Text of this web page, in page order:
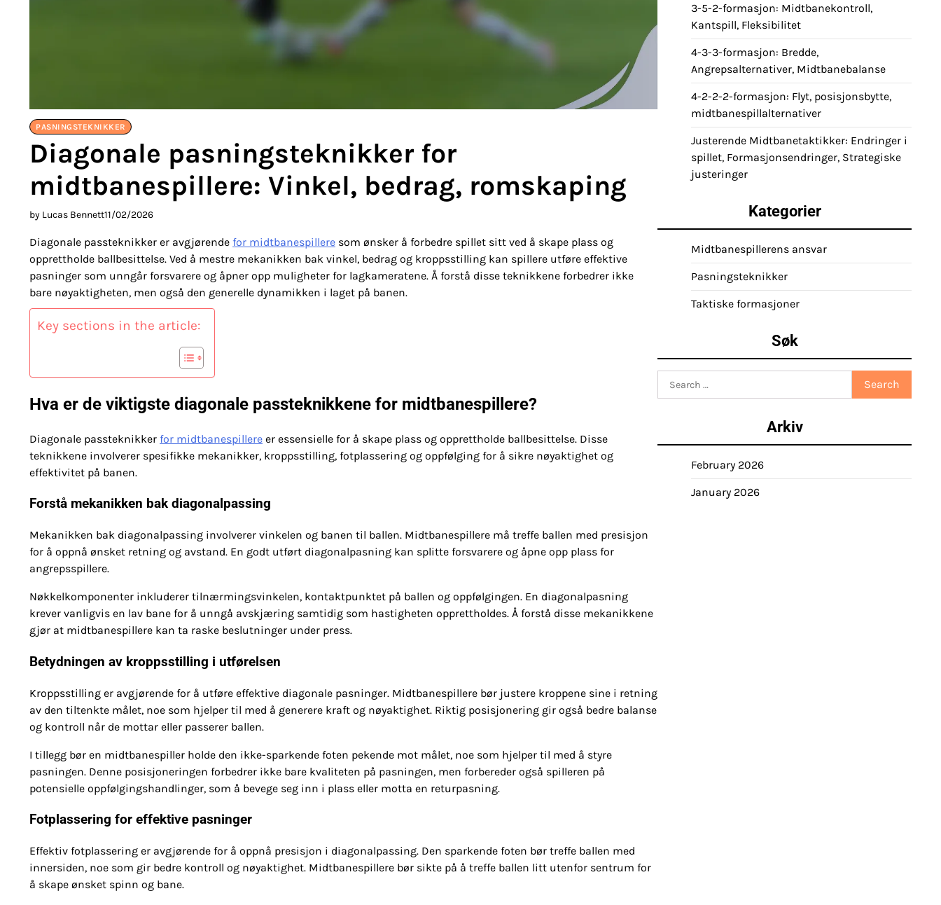
PASNINGSTEKNIKKER
Diagonale pasningsteknikker for
midtbanespillere: Vinkel, bedrag, romskaping
by Lucas Bennett11/02/2026
Diagonale passteknikker er avgjørende for midtbanespillere som ønsker å forbedre spillet sitt ved å skape plass og
opprettholde ballbesittelse. Ved å mestre mekanikken bak vinkel, bedrag og kroppsstilling kan spillere utføre effektive
pasninger som unngår forsvarere og åpner opp muligheter for lagkameratene. Å forstå disse teknikkene forbedrer ikke
bare nøyaktigheten, men også den generelle dynamikken i laget på banen.
Key sections in the article:
Hva er de viktigste diagonale passteknikkene for midtbanespillere?
Diagonale passteknikker for midtbanespillere er essensielle for å skape plass og opprettholde ballbesittelse. Disse
teknikkene involverer spesifikke mekanikker, kroppsstilling, fotplassering og oppfølging for å sikre nøyaktighet og
effektivitet på banen.
Forstå mekanikken bak diagonalpassing
Mekanikken bak diagonalpassing involverer vinkelen og banen til ballen. Midtbanespillere må treffe ballen med presisjon
for å oppnå ønsket retning og avstand. En godt utført diagonalpasning kan splitte forsvarere og åpne opp plass for
angrepsspillere.
Nøkkelkomponenter inkluderer tilnærmingsvinkelen, kontaktpunktet på ballen og oppfølgingen. En diagonalpasning
krever vanligvis en lav bane for å unngå avskjæring samtidig som hastigheten opprettholdes. Å forstå disse mekanikkene
gjør at midtbanespillere kan ta raske beslutninger under press.
Betydningen av kroppsstilling i utførelsen
Kroppsstilling er avgjørende for å utføre effektive diagonale pasninger. Midtbanespillere bør justere kroppene sine i retning
av den tiltenkte målet, noe som hjelper til med å generere kraft og nøyaktighet. Riktig posisjonering gir også bedre balanse
og kontroll når de mottar eller passerer ballen.
I tillegg bør en midtbanespiller holde den ikke-sparkende foten pekende mot målet, noe som hjelper til med å styre
pasningen. Denne posisjoneringen forbedrer ikke bare kvaliteten på pasningen, men forbereder også spilleren på
potensielle oppfølgingshandlinger, som å bevege seg inn i plass eller motta en returpasning.
Fotplassering for effektive pasninger
Effektiv fotplassering er avgjørende for å oppnå presisjon i diagonalpassing. Den sparkende foten bør treffe ballen med
innersiden, noe som gir bedre kontroll og nøyaktighet. Midtbanespillere bør sikte på å treffe ballen litt utenfor sentrum for
å skape ønsket spinn og bane.
3-5-2-formasjon: Midtbanekontroll,
Kantspill, Fleksibilitet
4-3-3-formasjon: Bredde,
Angrepsalternativer, Midtbanebalanse
4-2-2-2-formasjon: Flyt, posisjonsbytte,
midtbanespillalternativer
Justerende Midtbanetaktikker: Endringer i
spillet, Formasjonsendringer, Strategiske
justeringer
Kategorier
Midtbanespillerens ansvar
Pasningsteknikker
Taktiske formasjoner
Søk
for:
Arkiv
February 2026
January 2026